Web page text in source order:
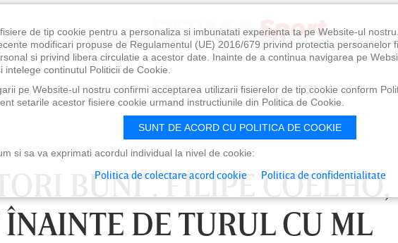
BUNI”. FILIPE COELHO,
ÎNAINTE DE TURUL CU ML
de tip cookie pentru a personaliza si imbunatati experienta ta pe Website-ul
modificari propuse de Regulamentul (UE) 2016/679 privind protectia persoanelor
si privind libera circulatie a acestor date. Inainte de a continua navigarea pe
intelege continutul Politicii de Cookie.
pe Website-ul nostru confirmi acceptarea utilizarii fisierelor de tip cookie conform
setarile acestor fisiere cookie urmand instructiunile din Politica de Cookie.
SUNT DE ACORD CU POLITICA DE COOKIE
si sa va exprimati acordul individual la nivel de cookie:
Politica de colectare acord cookie Politica de confidentialitate